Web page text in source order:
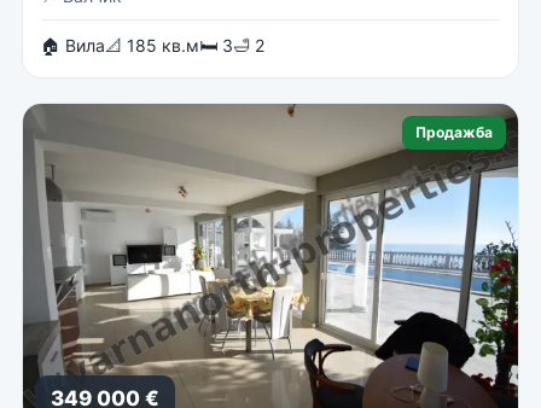
🏠 Вила📐 185 кв.м🛏 3🛁 2
Продажба
349 000 €